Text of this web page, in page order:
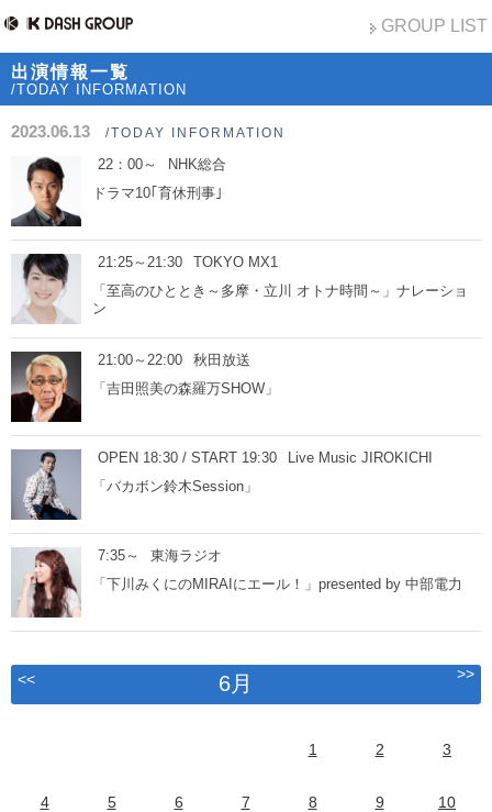
GROUP LIST
出演情報一覧
/TODAY INFORMATION
2023.06.13 /TODAY INFORMATION
22：00～
NHK総合
ドラマ10｢育休刑事｣
21:25～21:30
TOKYO MX1
「至高のひととき～多摩・立川 オトナ時間～」ナレーショ
ン
21:00～22:00
秋田放送
「吉田照美の森羅万SHOW」
OPEN 18:30 / START 19:30
Live Music JIROKICHI
「バカボン鈴木Session」
7:35～
東海ラジオ
「下川みくにのMIRAIにエール！」presented by 中部電力
<< 6月 >>
1 2 3
4 5 6 7 8 9 10